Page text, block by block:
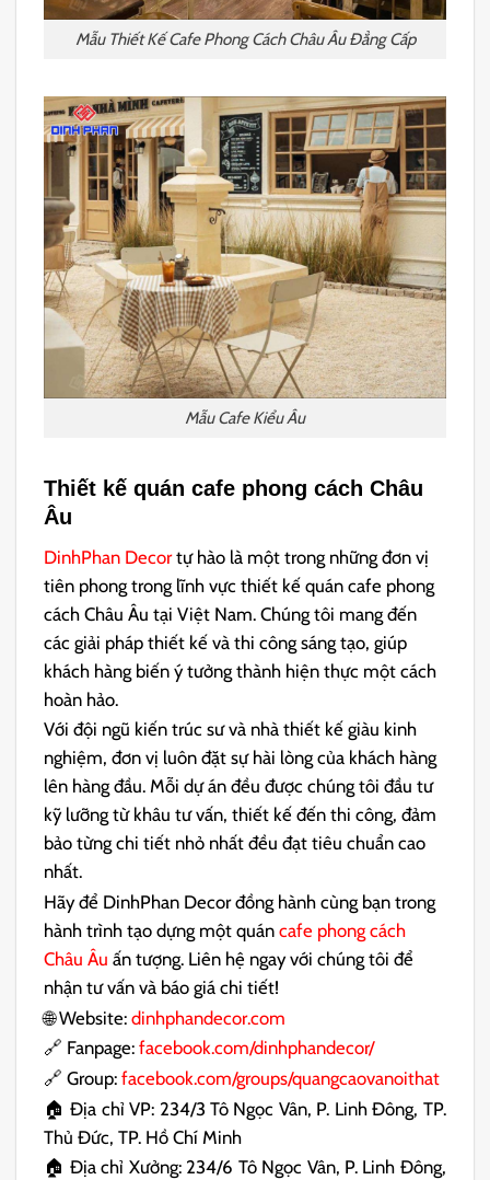
Mẫu Thiết Kế Cafe Phong Cách Châu Âu Đẳng Cấp
Mẫu Cafe Kiểu Âu
Thiết kế quán cafe phong cách Châu
Âu
DinhPhan Decortự hào là một trong những đơn vị
tiên phong trong lĩnh vực thiết kế quán cafe phong
cách Châu Âu tại Việt Nam. Chúng tôi mang đến
các giải pháp thiết kế và thi công sáng tạo, giúp
khách hàng biến ý tưởng thành hiện thực một cách
hoàn hảo.
Với đội ngũ kiến trúc sư và nhà thiết kế giàu kinh
nghiệm, đơn vị luôn đặt sự hài lòng của khách hàng
lên hàng đầu. Mỗi dự án đều được chúng tôi đầu tư
kỹ lưỡng từ khâu tư vấn, thiết kế đến thi công, đảm
bảo từng chi tiết nhỏ nhất đều đạt tiêu chuẩn cao
nhất.
Hãy để DinhPhan Decor đồng hành cùng bạn trong
hành trình tạo dựng một quáncafe phong cách
Châu Âu ấn tượng. Liên hệ ngay với chúng tôi để
nhận tư vấn và báo giá chi tiết!
🌐 Website:dinhphandecor.com
🔗 Fanpage:facebook.com/dinhphandecor/
🔗 Group: facebook.com/groups/quangcaovanoithat
🏠 Địa chỉ VP: 234/3 Tô Ngọc Vân, P. Linh Đông, TP.
Thủ Đức, TP. Hồ Chí Minh
🏠 Địa chỉ Xưởng: 234/6 Tô Ngọc Vân, P. Linh Đông,